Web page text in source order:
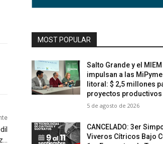
MOST POPULAR
Salto Grande y el MIEM
impulsan a las
litoral: $ 2,5 millones
proyectos productivos
5 de agosto de 2026
CANCELADO: 3er
Viveros Cítricos Bajo